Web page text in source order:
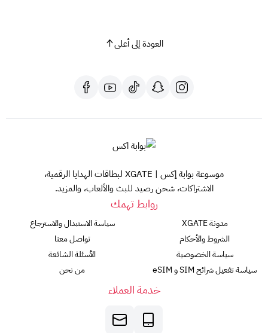
لهم هدية مميزة تُتيح لهم الاستمتاع بتجربة تسوق فريدة من نوعها!
العودة إلى أعلى
موسوعة بوابة إكس | XGATE لبطاقات الهدايا الرقمية،
الاشتراكات، شحن رصيد للبث والألعاب، والمزيد.
روابط تهمك
مدونة XGATE
الشروط والأحكام
سياسة الخصوصية
سياسة تفعيل شرائح SIM و eSIM
سياسة الاستبدال والاسترجاع
تواصل معنا
الأسئلة الشائعة
من نحن
خدمة العملاء